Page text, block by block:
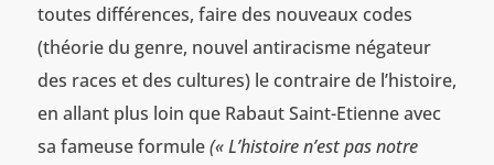
toutes différences, faire des nouveaux codes
(théorie du genre, nouvel antiracisme négateur
des races et des cultures) le contraire de l’histoire,
en allant plus loin que Rabaut Saint-Etienne avec
sa fameuse formule(« L’histoire n’est pas notre